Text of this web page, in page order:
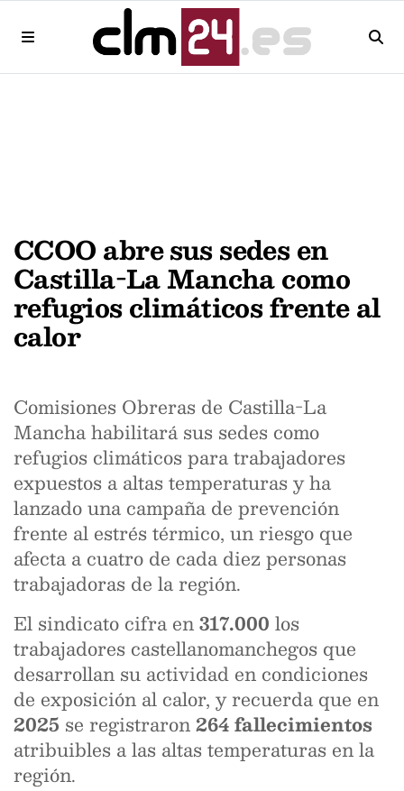
CCOO abre sus sedes en
Castilla-La Mancha como
refugios climáticos frente al
calor
Comisiones Obreras de Castilla-La
Mancha habilitará sus sedes como
refugios climáticos para trabajadores
expuestos a altas temperaturas y ha
lanzado una campaña de prevención
frente al estrés térmico, un riesgo que
afecta a cuatro de cada diez personas
trabajadoras de la región.
El sindicato cifra en317.000 los
trabajadores castellanomanchegos que
desarrollan su actividad en condiciones
de exposición al calor, y recuerda que en
2025 se registraron264 fallecimientos
atribuibles a las altas temperaturas en la
región.